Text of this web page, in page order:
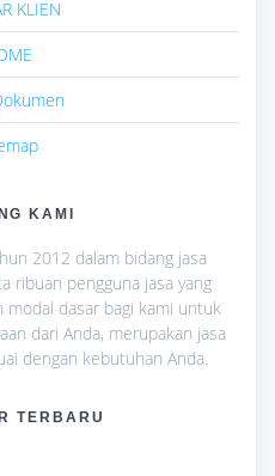
KLIEN
KAMI
2012 dalam bidang jasa
ribuan pengguna jasa yang
modal dasar bagi kami untuk
dari Anda, merupakan jasa
dengan kebutuhan Anda.
TERBARU